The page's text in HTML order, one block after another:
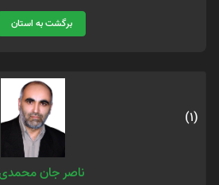
برگشت به استان
(1)
ناصر جان